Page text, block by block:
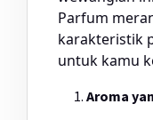
Parfum
karakteristik
untuk kamu
Aroma